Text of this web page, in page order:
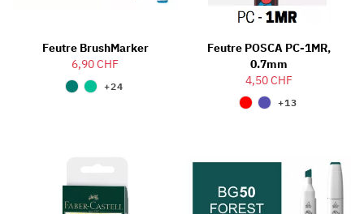
Feutre BrushMarker
6,90 CHF
+24
Feutre POSCA PC-1MR,
0.7mm
4,50 CHF
+13